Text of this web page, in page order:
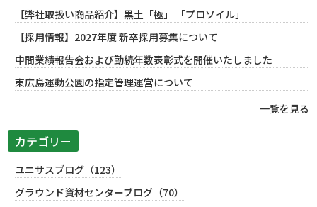
【弊社取扱い商品紹介】黒土「極」 「プロソイル」
【採用情報】2027年度 新卒採用募集について
中間業績報告会および勤続年数表彰式を開催いたしました
東広島運動公園の指定管理運営について
一覧を見る
カテゴリー
ユニサスブログ（123）
グラウンド資材センターブログ（70）